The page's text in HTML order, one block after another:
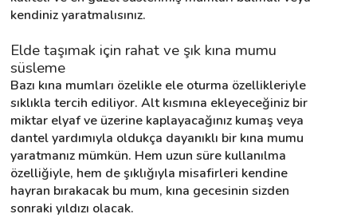
kendiniz yaratmalısınız.
Elde taşımak için rahat ve şık kına mumu
süsleme
Bazı kına mumları özelikle ele oturma özellikleriyle
sıklıkla tercih ediliyor. Alt kısmına ekleyeceğiniz bir
miktar elyaf ve üzerine kaplayacağınız kumaş veya
dantel yardımıyla oldukça dayanıklı bir kına mumu
yaratmanız mümkün. Hem uzun süre kullanılma
özelliğiyle, hem de şıklığıyla misafirleri kendine
hayran bırakacak bu mum, kına gecesinin sizden
sonraki yıldızı olacak.